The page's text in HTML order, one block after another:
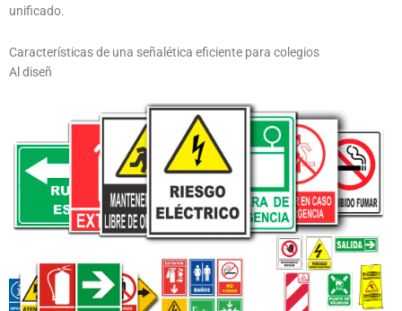
unificado.
Características de una señalética eficiente para colegios
Al diseñ